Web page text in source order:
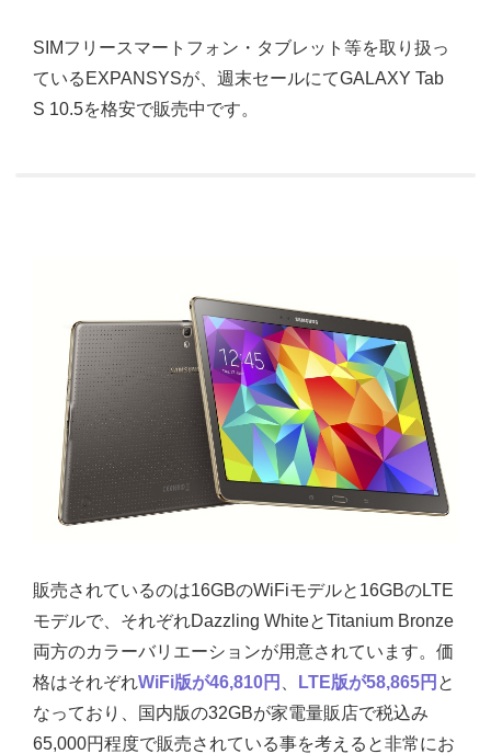
SIMフリースマートフォン・タブレット等を取り扱っ
ているEXPANSYSが、週末セールにてGALAXY Tab
S 10.5を格安で販売中です。
販売されているのは16GBのWiFiモデルと16GBのLTE
モデルで、それぞれDazzling WhiteとTitanium Bronze
両方のカラーバリエーションが用意されています。価
格はそれぞれWiFi版が46,810円 LTE版が58,865円 と
なっており、国内版の32GBが家電量販店で税込み
65,000円程度で販売されている事を考えると非常にお